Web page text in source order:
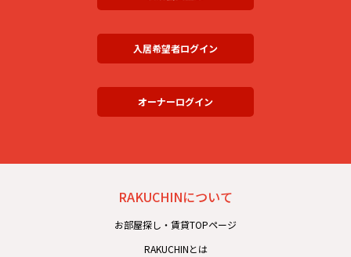
入居希望者ログイン
オーナーログイン
RAKUCHINについて
お部屋探し・賃貸TOPページ
RAKUCHINとは